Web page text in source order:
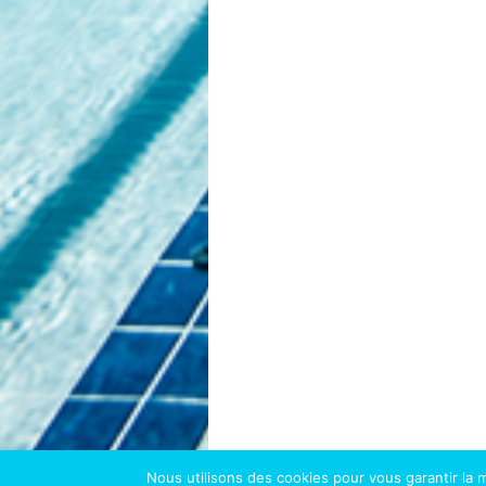
Nous utilisons des cookies pour vous garantir